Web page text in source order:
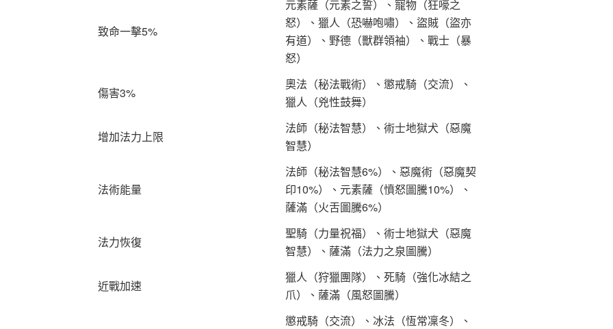
致命一擊5%
元素薩（元素之誓）、寵物（狂嚎之
怒）、獵人（恐嚇咆嘯）、盜賊（盜亦
有道）、野德（獸群領袖）、戰士（暴
怒）
傷害3%
奧法（秘法戰術）、懲戒騎（交流）、
獵人（兇性鼓舞）
增加法力上限
法師（秘法智慧）、術士地獄犬（惡魔
智慧）
法術能量
法師（秘法智慧6%）、惡魔術（惡魔契
印10%）、元素薩（憤怒圖騰10%）、
薩滿（火舌圖騰6%）
法力恢復
聖騎（力量祝福）、術士地獄犬（惡魔
智慧）、薩滿（法力之泉圖騰）
近戰加速
獵人（狩獵團隊）、死騎（強化冰結之
爪）、薩滿（風怒圖騰）
懲戒騎（交流）、冰法（恆常凜冬）、